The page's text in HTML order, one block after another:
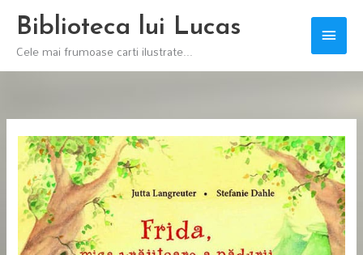
Skip
content
Biblioteca lui Lucas
Cele mai frumoase carti ilustrate...
Main